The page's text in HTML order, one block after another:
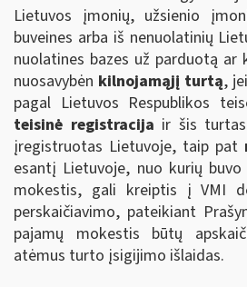
Lietuvos įmonių, užsienio
buveines arba iš nenuolatinių
nuolatines bazes už parduotą ar
nuosavybėn kilnojamąjį turtą,
pagal Lietuvos Respublikos
teisinė registracija ir šis
įregistruotas Lietuvoje, taip pat
esantį Lietuvoje, nuo kurių
mokestis, gali kreiptis į VMI
perskaičiavimo, pateikiant
pajamų mokestis būtų
atėmus turto įsigijimo išlaidas.